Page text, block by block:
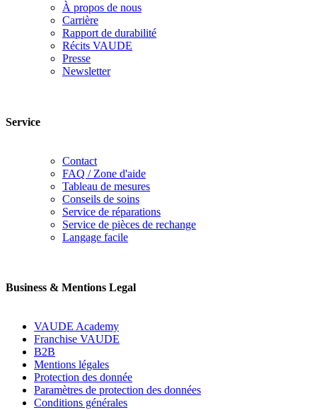
À propos de nous
Carrière
Rapport de durabilité
Récits VAUDE
Presse
Newsletter
Service
Contact
FAQ / Zone d'aide
Tableau de mesures
Conseils de soins
Service de réparations
Service de pièces de rechange
Langage facile
Business & Mentions Legal
VAUDE Academy
Franchise VAUDE
B2B
Mentions légales
Protection des donnée
Paramètres de protection des données
Conditions générales